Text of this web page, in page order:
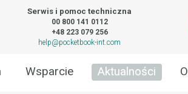
Serwis i pomoc techniczna
00 800 141 0112
+48 223 079 256
help@pocketbook-int.com
Wsparcie Aktualności